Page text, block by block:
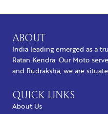
ABOUT
India leading emerged as a
Ratan Kendra. Our Moto
and Rudraksha, we are
QUICK LINKS
About Us